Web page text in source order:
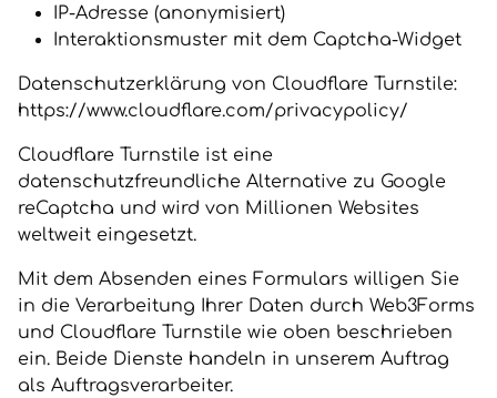
IP-Adresse (anonymisiert)
Interaktionsmuster mit dem Captcha-Widget
Datenschutzerklärung von Cloudflare Turnstile:
https://www.cloudflare.com/privacypolicy/
Cloudflare Turnstile ist eine
datenschutzfreundliche Alternative zu Google
reCaptcha und wird von Millionen Websites
weltweit eingesetzt.
Mit dem Absenden eines Formulars willigen Sie
in die Verarbeitung Ihrer Daten durch Web3Forms
und Cloudflare Turnstile wie oben beschrieben
ein. Beide Dienste handeln in unserem Auftrag
als Auftragsverarbeiter.